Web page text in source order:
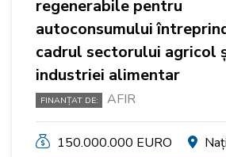
regenerabile pentru
autoconsumului
cadrul sectorului agricol
industriei alimentar
FINANȚAT DE: AFIR
150.000.000 EURO